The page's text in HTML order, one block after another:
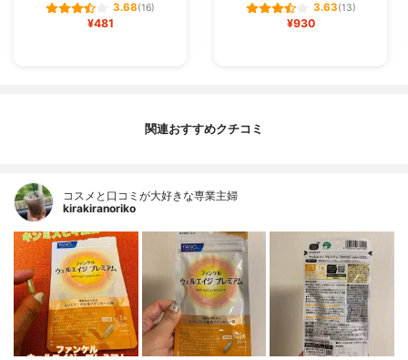
3.68(16)
¥481
3.63(13)
¥930
関連おすすめクチコミ
コスメと口コミが大好きな専業主婦
kirakiranoriko